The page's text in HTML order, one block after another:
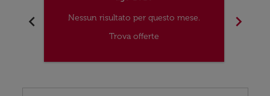
chevron_left
Nessun risultato per questo mese.
Trova offerte
chevron_right